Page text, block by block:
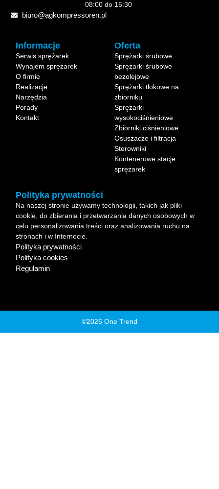
08:00 do 16:30
biuro@agkompressoren.pl
Oferta
Sprężarki śrubowe
Sprężarki śrubowe
bezolejowe
Sprężarki tłokowe na
zbiorniku
Sprężarki
wysokociśnieniowe
Zbiorniki ciśnieniowe
Osuszacze i filtracja
Sterowniki
Kontenerowe stacje
sprężarek
Informacje
Serwis sprężarek
Wynajem sprężarek
O firmie
Realizacje
Narzędzia
Porady
Kontakt
Polityka prywatności
Na naszej stronie używamy technologii, takich jak pliki
cookie, do zbierania i przetwarzania danych osobowych w
celu personalizowania treści oraz analizowania ruchu na
stronach i w Internecie.
Polityka prywatności
Polityka cookies
Regulamin
©2026 One Trend